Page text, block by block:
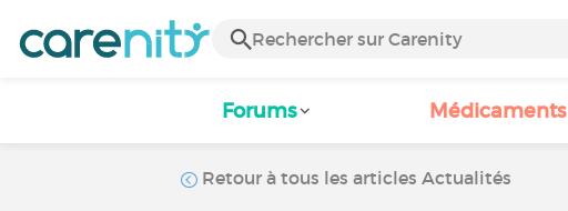
Forums Médicaments
Retour à tous les articles Actualités